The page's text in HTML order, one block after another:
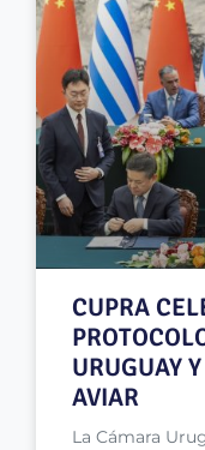
CUPRA
URUGUAY
AVIAR
La Cámara